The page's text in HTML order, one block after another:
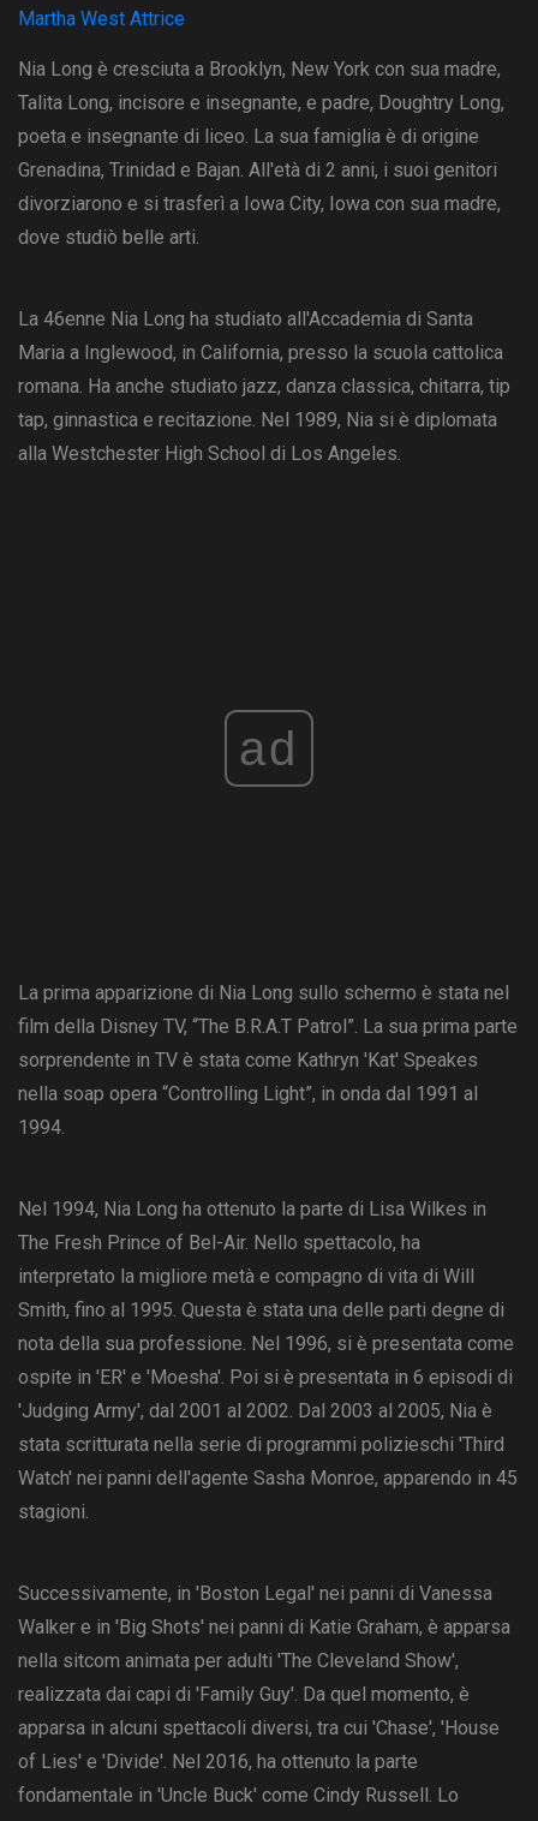
Martha West Attrice
Nia Long è cresciuta a Brooklyn, New York con sua madre,
Talita Long, incisore e insegnante, e padre, Doughtry Long,
poeta e insegnante di liceo. La sua famiglia è di origine
Grenadina, Trinidad e Bajan. All'età di 2 anni, i suoi genitori
divorziarono e si trasferì a Iowa City, Iowa con sua madre,
dove studiò belle arti.
La 46enne Nia Long ha studiato all'Accademia di Santa
Maria a Inglewood, in California, presso la scuola cattolica
romana. Ha anche studiato jazz, danza classica, chitarra, tip
tap, ginnastica e recitazione. Nel 1989, Nia si è diplomata
alla Westchester High School di Los Angeles.
ad
La prima apparizione di Nia Long sullo schermo è stata nel
film della Disney TV, “The B.R.A.T Patrol”. La sua prima parte
sorprendente in TV è stata come Kathryn 'Kat' Speakes
nella soap opera “Controlling Light”, in onda dal 1991 al
1994.
Nel 1994, Nia Long ha ottenuto la parte di Lisa Wilkes in
The Fresh Prince of Bel-Air. Nello spettacolo, ha
interpretato la migliore metà e compagno di vita di Will
Smith, fino al 1995. Questa è stata una delle parti degne di
nota della sua professione. Nel 1996, si è presentata come
ospite in 'ER' e 'Moesha'. Poi si è presentata in 6 episodi di
'Judging Army', dal 2001 al 2002. Dal 2003 al 2005, Nia è
stata scritturata nella serie di programmi polizieschi 'Third
Watch' nei panni dell'agente Sasha Monroe, apparendo in 45
stagioni.
Successivamente, in 'Boston Legal' nei panni di Vanessa
Walker e in 'Big Shots' nei panni di Katie Graham, è apparsa
nella sitcom animata per adulti 'The Cleveland Show',
realizzata dai capi di 'Family Guy'. Da quel momento, è
apparsa in alcuni spettacoli diversi, tra cui 'Chase', 'House
of Lies' e 'Divide'. Nel 2016, ha ottenuto la parte
fondamentale in 'Uncle Buck' come Cindy Russell. Lo